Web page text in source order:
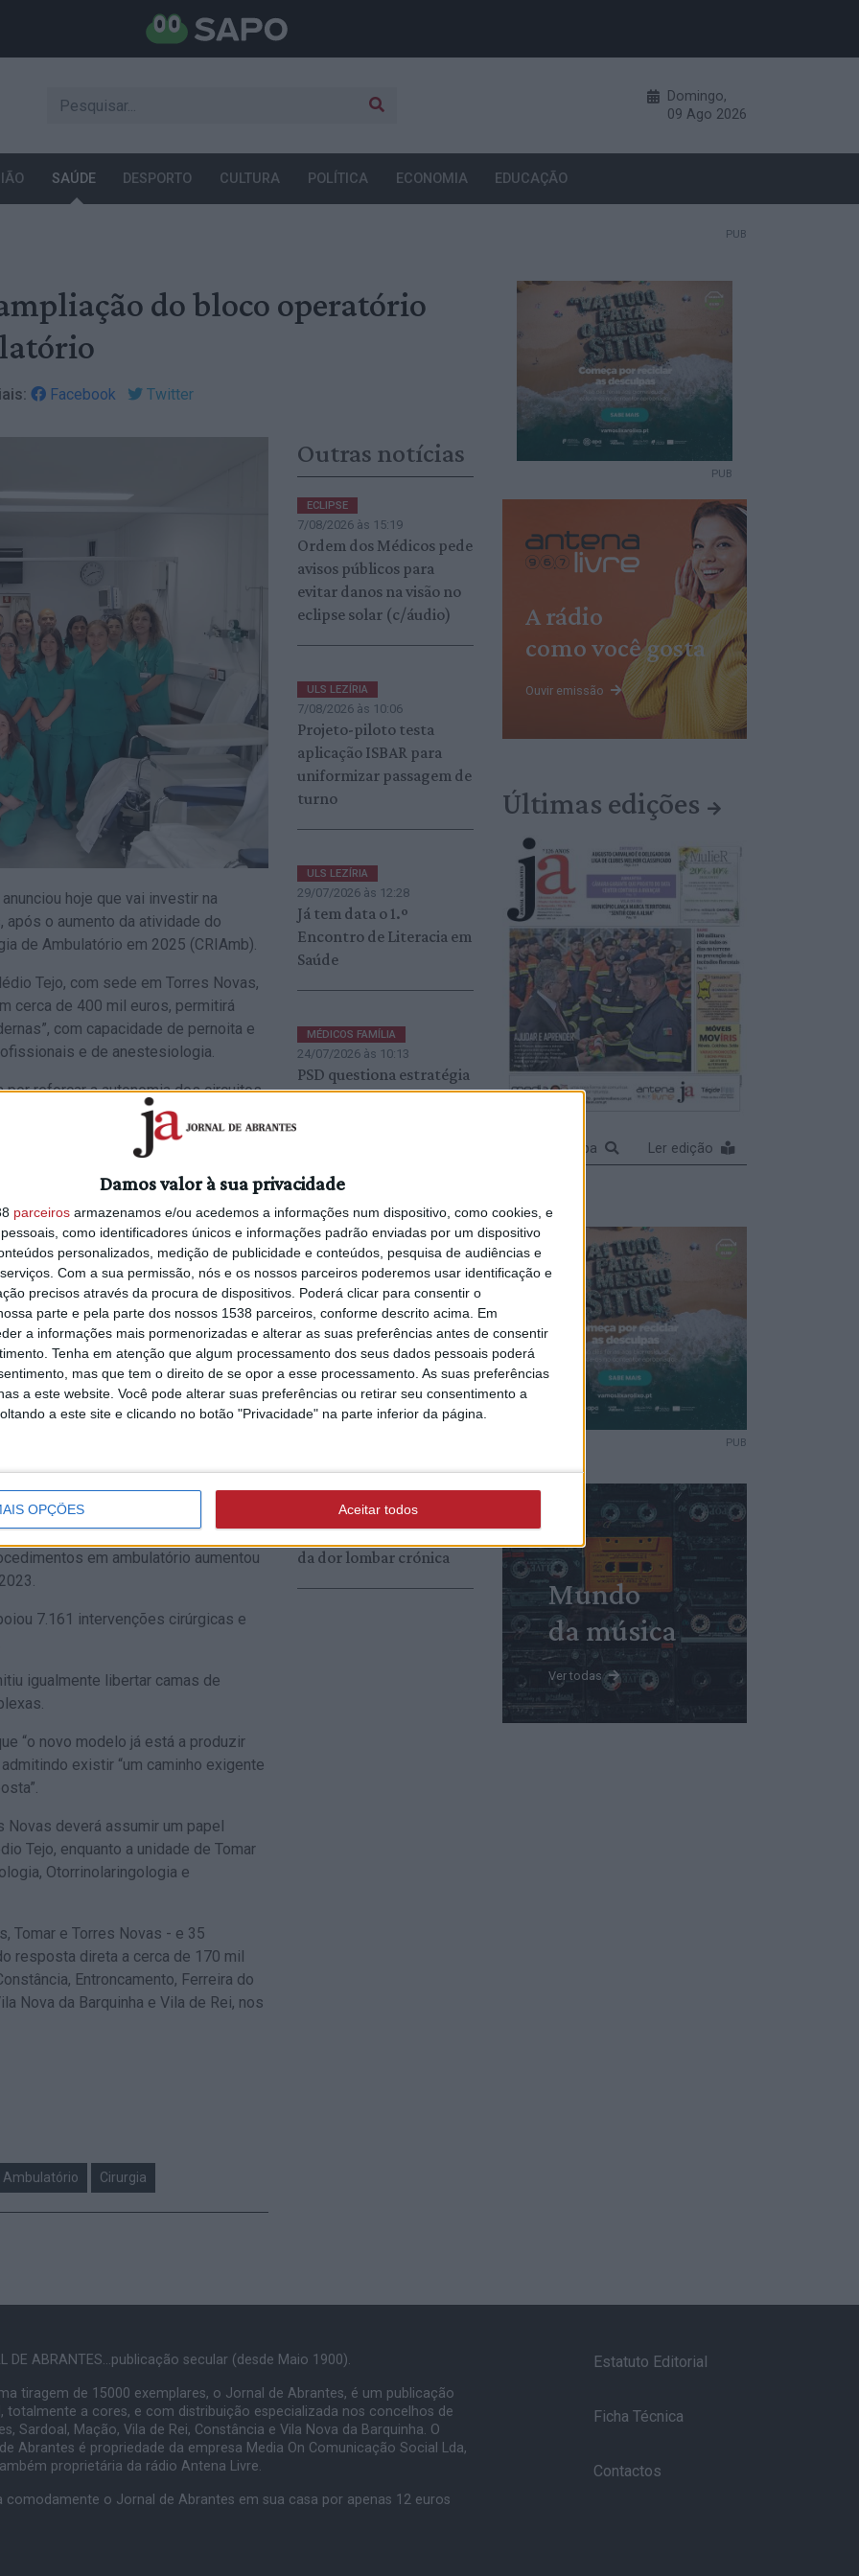
Damos valor à sua privacidade
parceiros armazenamos e/ou acedemos a informações num dispositivo, como cookies, e
como identificadores únicos e informações padrão enviadas por um dispositivo
personalizados, medição de publicidade e conteúdos, pesquisa de audiências e
Com a sua permissão, nós e os nossos parceiros poderemos usar identificação e
precisos através da procura de dispositivos. Poderá clicar para consentir o
parte e pela parte dos nossos 1538 parceiros, conforme descrito acima. Em
a informações mais pormenorizadas e alterar as suas preferências antes de consentir
Tenha em atenção que algum processamento dos seus dados pessoais poderá
mas que tem o direito de se opor a esse processamento. As suas preferências
a este website. Você pode alterar suas preferências ou retirar seu consentimento a
a este site e clicando no botão "Privacidade" na parte inferior da página.
OPÇÕES Aceitar todos
Domingo,
09 Ago 2026
SAÚDE DESPORTO CULTURA POLÍTICA ECONOMIA EDUCAÇÃO
PUB
do bloco operatório
Facebook Twitter
hoje que vai investir na
o aumento da atividade do
de Ambulatório em 2025 (CRIAmb).
Tejo, com sede em Torres Novas,
cerca de 400 mil euros, permitirá
com capacidade de pernoita e
e de anestesiologia.
reforçar a autonomia dos circuitos
cirúrgica sem recurso ao
Em 2025 tivemos mais atividade,
claros de que este modelo está a
de Saúde”, afirmou o
Médio Tejo, Casimiro Ramos, citado
circuitos destinados a doentes
concentrando diferentes
realizou 694 cirurgias em circuito
atividade ambulatória da
intervenções.
com 124 intervenções
consolidou programas
em ambulatório aumentou
7.161 intervenções cirúrgicas e
igualmente libertar camas de
“o novo modelo já está a produzir
existir “um caminho exigente
deverá assumir um papel
Tejo, enquanto a unidade de Tomar
Otorrinolaringologia e
Tomar e Torres Novas - e 35
resposta direta a cerca de 170 mil
Entroncamento, Ferreira do
Nova da Barquinha e Vila de Rei, nos
Ambulatório Cirurgia
Outras notícias
ECLIPSE
7/08/2026 às 15:19
Ordem dos Médicos pede
avisos públicos para
evitar danos na visão no
eclipse solar (c/áudio)
ULS LEZÍRIA
7/08/2026 às 10:06
Projeto-piloto testa
aplicação ISBAR para
uniformizar passagem de
turno
ULS LEZÍRIA
29/07/2026 às 12:28
Já tem data o 1.º
Encontro de Literacia em
Saúde
MÉDICOS FAMÍLIA
24/07/2026 às 10:13
PSD questiona estratégia
para os cuidados de
nas freguesias (c/áudio)
15/07/2026 às 16:20
Infarmed manda retirar
do mercado protetor
solar Perfect Skin FPS 50
hospitais europeus a
utilizar tecnologia não
invasiva para tratamento
da dor lombar crónica
PUB
A rádio
como você gosta
Ouvir emissão
Últimas edições
Ampliar capa Ler edição
PUB
Mundo
da música
Ver todas
DE ABRANTES...publicação secular (desde Maio 1900).
tiragem de 15000 exemplares, o Jornal de Abrantes, é um publicação
totalmente a cores, e com distribuição especializada nos concelhos de
Sardoal, Mação, Vila de Rei, Constância e Vila Nova da Barquinha. O
Abrantes é propriedade da empresa Media On Comunicação Social Lda,
proprietária da rádio Antena Livre.
comodamente o Jornal de Abrantes em sua casa por apenas 12 euros
Estatuto Editorial
Ficha Técnica
Contactos